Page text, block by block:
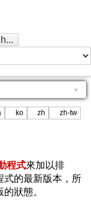
ko zh zh-tw
程式來加以排
式的最新版本，所
狀態。